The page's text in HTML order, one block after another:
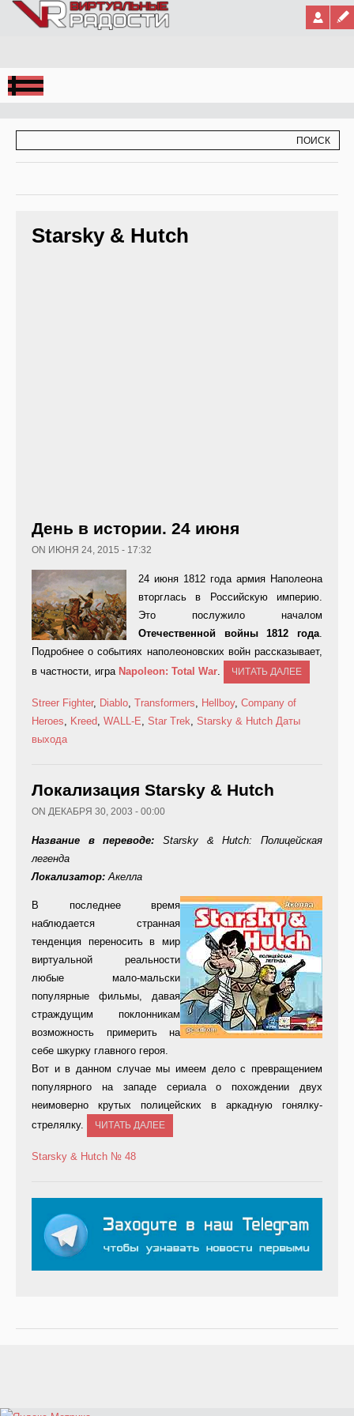
Jump to Navigation
Starsky & Hutch
День в истории. 24 июня
ON ИЮНЯ 24, 2015 - 17:32
24 июня 1812 года армия Наполеона
вторглась в Российскую империю.
Это послужило началом
Отечественной войны 1812 года.
Подробнее о событиях наполеоновских войн рассказывает,
в частности, игра Napoleon: Total War. ЧИТАТЬ ДАЛЕЕ
Streer Fighter, Diablo, Transformers, Hellboy, Company of
Heroes, Kreed, WALL-E, Star Trek, Starsky & Hutch Даты
выхода
Локализация Starsky & Hutch
ON ДЕКАБРЯ 30, 2003 - 00:00
Название в переводе: Starsky & Hutch: Полицейская
легенда
Локализатор: Акелла
В последнее время
наблюдается странная
тенденция переносить в мир
виртуальной реальности
любые мало-мальски
популярные фильмы, давая
страждущим поклонникам
возможность примерить на
себе шкурку главного героя.
Вот и в данном случае мы имеем дело с превращением
популярного на западе сериала о похождении двух
неимоверно крутых полицейских в аркадную гонялку-
стрелялку.
ЧИТАТЬ ДАЛЕЕ
Starsky & Hutch № 48